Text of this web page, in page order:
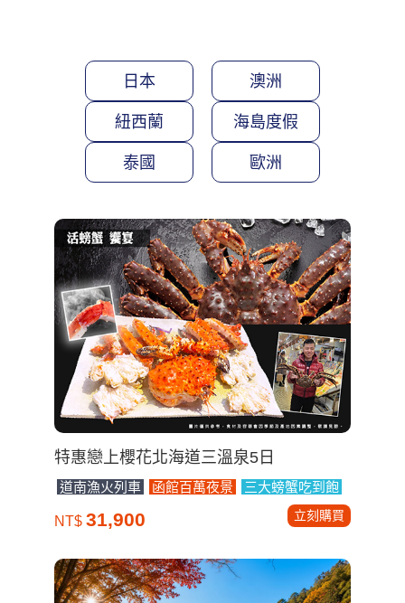
日本 澳洲
紐西蘭 海島度假
泰國 歐洲
特惠戀上櫻花北海道三溫泉5日
道南漁火列車 函館百萬夜景 三大螃蟹吃到飽
NT$ 31,900 立刻購買